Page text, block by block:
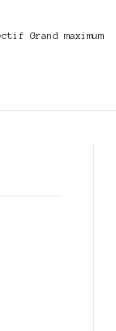
Grand maximum